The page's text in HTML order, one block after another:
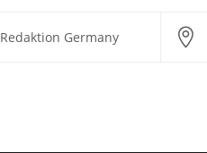
Redaktion Germany